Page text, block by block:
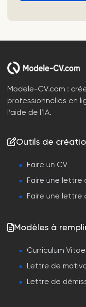
Modele-CV.com :
professionnelles en
l’aide de l’IA.
Outils de
Faire un CV
Faire une lettre
Faire une lettre
Modèles à
Curriculum Vitae
Lettre de
Lettre de